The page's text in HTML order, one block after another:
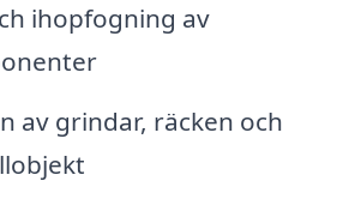
ihopfogning av
av grindar, räcken och